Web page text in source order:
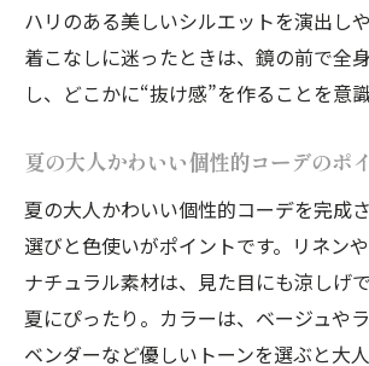
ハリのある美しいシルエットを演出し
着こなしに迷ったときは、鏡の前で全
し、どこかに“抜け感”を作ることを意
夏の大人かわいい個性的コーデのポ
夏の大人かわいい個性的コーデを完成
選びと色使いがポイントです。リネン
ナチュラル素材は、見た目にも涼しげ
夏にぴったり。カラーは、ベージュや
ベンダーなど優しいトーンを選ぶと大